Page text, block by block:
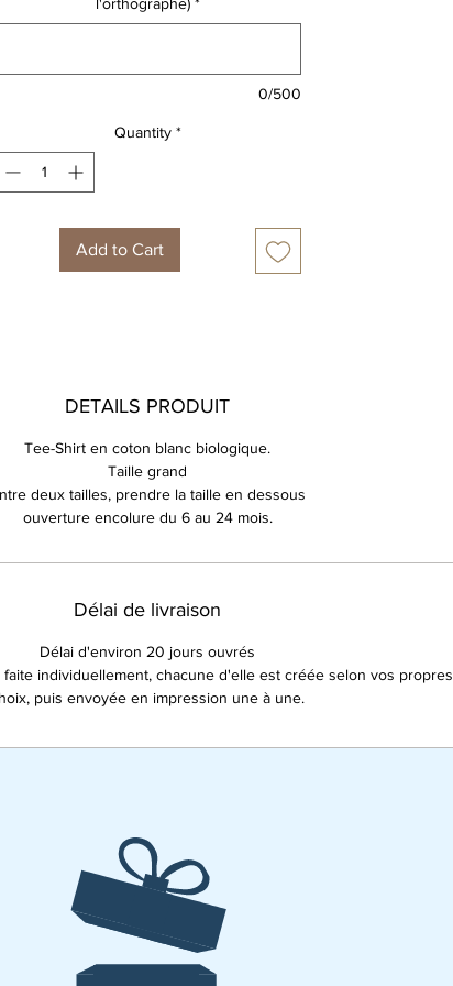
0/500
Quantity *
Add to Cart
DETAILS PRODUIT
Tee-Shirt en coton blanc biologique.
Taille grand
deux tailles, prendre la taille en dessous
ouverture encolure du 6 au 24 mois.
Délai de livraison
Délai d'environ 20 jours ouvrés
faite individuellement, chacune d'elle est créée selon vos propres
puis envoyée en impression une à une.